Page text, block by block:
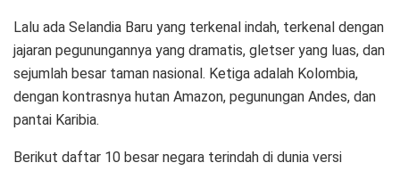
Lalu ada Selandia Baru yang terkenal indah, terkenal dengan
jajaran pegunungannya yang dramatis, gletser yang luas, dan
sejumlah besar taman nasional. Ketiga adalah Kolombia,
dengan kontrasnya hutan Amazon, pegunungan Andes, dan
pantai Karibia.
Berikut daftar 10 besar negara terindah di dunia versi